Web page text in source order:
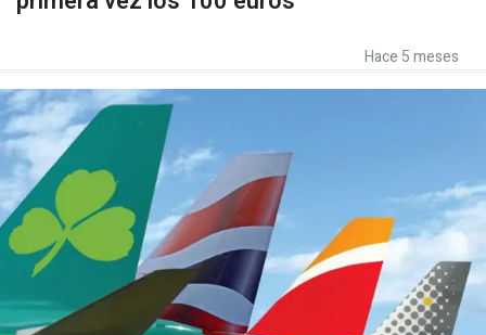
Hace 5 meses